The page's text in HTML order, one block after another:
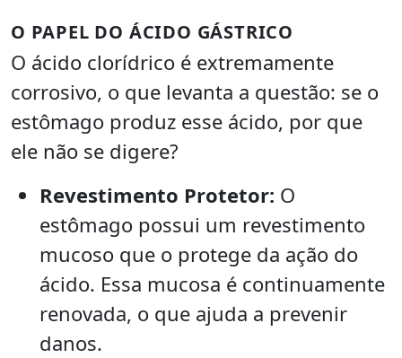
O PAPEL DO ÁCIDO GÁSTRICO
O ácido clorídrico é extremamente
corrosivo, o que levanta a questão: se o
estômago produz esse ácido, por que
ele não se digere?
Revestimento Protetor: O
estômago possui um revestimento
mucoso que o protege da ação do
ácido. Essa mucosa é continuamente
renovada, o que ajuda a prevenir
danos.